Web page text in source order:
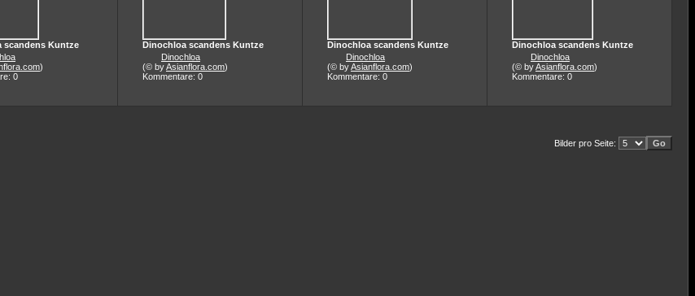
scandens Kuntze
)
0
Dinochloa scandens Kuntze
Dinochloa
(© byAsianflora.com)
Kommentare: 0
Dinochloa scandens Kuntze
Dinochloa
(© byAsianflora.com)
Kommentare: 0
Dinochloa scandens Kuntze
Dinochloa
(© byAsianflora.com)
Kommentare: 0
Bilder pro Seite: